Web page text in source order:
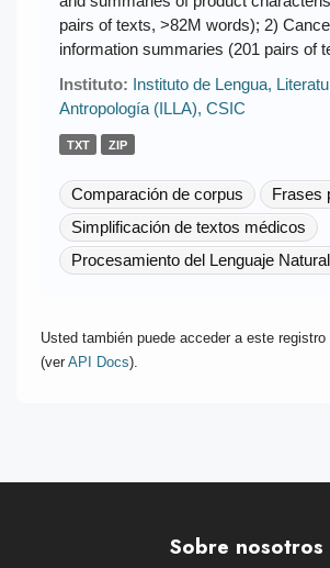
pairs of texts, >82M words); 2)
information summaries (201 pairs of
Instituto: Instituto de Lengua,
Antropología (ILLA), CSIC
TXT ZIP
Comparación de corpus
Frases
Simplificación de textos médicos
Procesamiento del Lenguaje
Usted también puede acceder a este
(ver API Docs).
Sobre nosotros